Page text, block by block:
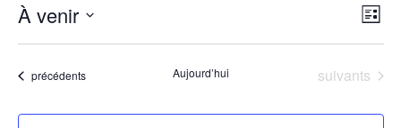
par
de
Liste
À venir
Sélectionnez
date.
Évènements
précédents Aujourd’hui Évènements
suivants